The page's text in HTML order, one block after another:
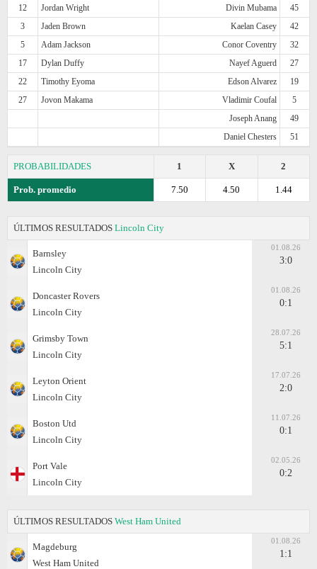
12
Jordan Wright Divin Mubama
45
3
Jaden Brown Kaelan Casey
42
5
Adam Jackson Conor Coventry
32
17
Dylan Duffy Nayef Aguerd
27
22
Timothy Eyoma Edson Alvarez
19
27
Jovon Makama Vladimir Coufal
5
Joseph Anang
49
Daniel Chesters
51
PROBABILIDADES 2
X
1
Prob. promedio 1.44
4.50
7.50
ÚLTIMOS RESULTADOS Lincoln City
Barnsley
Lincoln City
01.08.26
3:0
Doncaster Rovers
Lincoln City
01.08.26
0:1
Grimsby Town
Lincoln City
28.07.26
5:1
Leyton Orient
Lincoln City
17.07.26
2:0
Boston Utd
Lincoln City
11.07.26
0:1
Port Vale
Lincoln City
02.05.26
0:2
ÚLTIMOS RESULTADOS West Ham United
Magdeburg
West Ham United
01.08.26
1:1